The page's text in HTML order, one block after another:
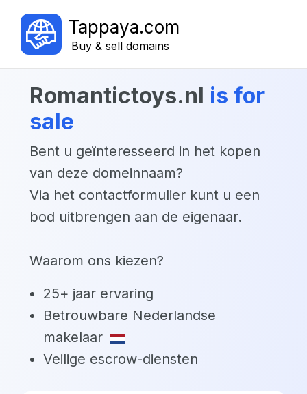
Tappaya.com
Buy & sell domains
romantictoys.nl is for
sale
Bent u geïnteresseerd in het kopen
van deze domeinnaam?
Via het contactformulier kunt u een
bod uitbrengen aan de eigenaar.
Waarom ons kiezen?
25+ jaar ervaring
Betrouwbare Nederlandse
makelaar
Veilige escrow-diensten